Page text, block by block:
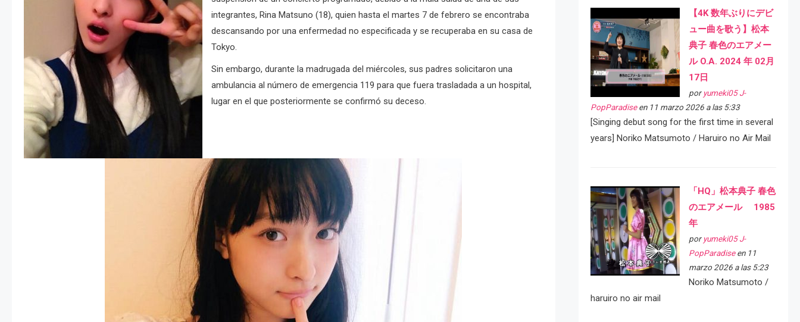
integrantes, Rina Matsuno (18), quien hasta el martes 7 de febrero se encontraba
descansando por una enfermedad no especificada y se recuperaba en su casa de
Tokyo.
Sin embargo, durante la madrugada del miércoles, sus padres solicitaron una
ambulancia al número de emergencia 119 para que fuera trasladada a un hospital,
lugar en el que posteriormente se confirmó su deceso.
【4K 数年ぶりにデビ
ュー曲を歌う】松本
典子 春色のエアメー
ル O.A. 2024 年 02月
17日
por yumeki05 J-
PopParadiseen 11 marzo 2026 a las 5:33
[Singing debut song for the first time in several
years] Noriko Matsumoto / Haruiro no Air Mail
「HQ」松本典子 春色
のエアメール 1985
年
por yumeki05 J-
PopParadiseen 11
marzo 2026 a las 5:23
Noriko Matsumoto /
haruiro no air mail